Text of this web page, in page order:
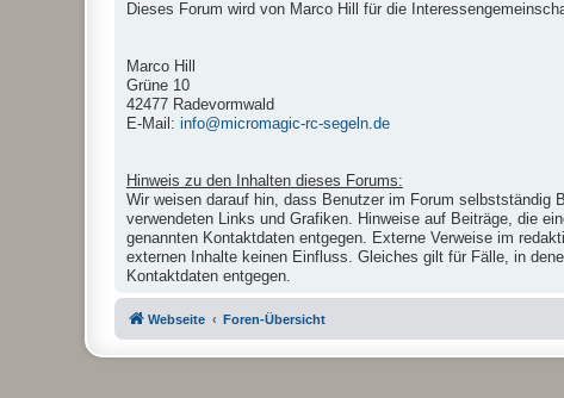
Dieses Forum wird von Marco Hill für die
Marco Hill
Grüne 10
42477 Radevormwald
E-Mail: info@micromagic-rc-segeln.de
Hinweis zu den Inhalten dieses Forums:
Wir weisen darauf hin, dass Benutzer im Forum selbstständig
verwendeten Links und Grafiken. Hinweise auf Beiträge, die
genannten Kontaktdaten entgegen. Externe Verweise im
externen Inhalte keinen Einfluss. Gleiches gilt für Fälle, in
Kontaktdaten entgegen.
Webseite Foren-Übersicht